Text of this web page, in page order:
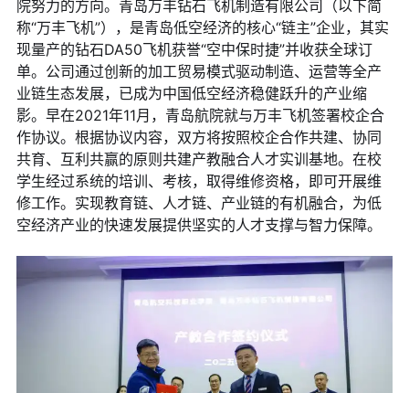
院努力的方向。青岛万丰钻石飞机制造有限公司（以下简
称“万丰飞机”），是青岛低空经济的核心“链主”企业，其实
现量产的钻石DA50飞机获誉“空中保时捷”并收获全球订
单。公司通过创新的加工贸易模式驱动制造、运营等全产
业链生态发展，已成为中国低空经济稳健跃升的产业缩
影。早在2021年11月，青岛航院就与万丰飞机签署校企合
作协议。根据协议内容，双方将按照校企合作共建、协同
共育、互利共赢的原则共建产教融合人才实训基地。在校
学生经过系统的培训、考核，取得维修资格，即可开展维
修工作。实现教育链、人才链、产业链的有机融合，为低
空经济产业的快速发展提供坚实的人才支撑与智力保障。